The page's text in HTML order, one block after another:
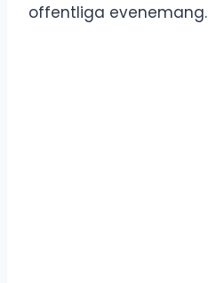
offentliga evenemang.